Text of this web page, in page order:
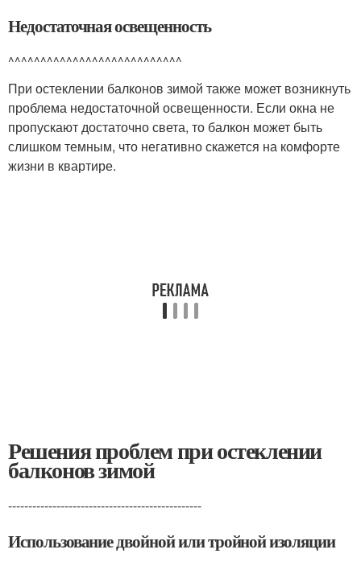
Недостаточная освещенность
^^^^^^^^^^^^^^^^^^^^^^^^^^^
При остеклении балконов зимой также может возникнуть
проблема недостаточной освещенности. Если окна не
пропускают достаточно света, то балкон может быть
слишком темным, что негативно скажется на комфорте
жизни в квартире.
Решения проблем при остеклении
балконов зимой
------------------------------------------------
Использование двойной или тройной изоляции